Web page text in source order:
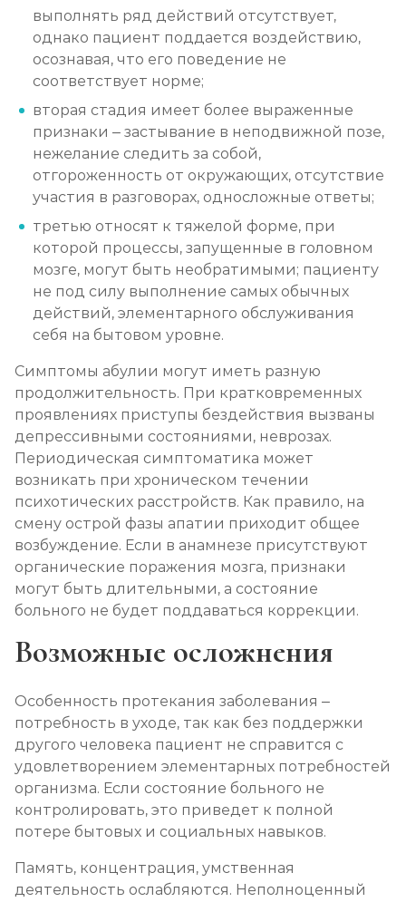
выполнять ряд действий отсутствует,
однако пациент поддается воздействию,
осознавая, что его поведение не
соответствует норме;
вторая стадия имеет более выраженные
признаки – застывание в неподвижной позе,
нежелание следить за собой,
отгороженность от окружающих, отсутствие
участия в разговорах, односложные ответы;
третью относят к тяжелой форме, при
которой процессы, запущенные в головном
мозге, могут быть необратимыми; пациенту
не под силу выполнение самых обычных
действий, элементарного обслуживания
себя на бытовом уровне.
Симптомы абулии могут иметь разную
продолжительность. При кратковременных
проявлениях приступы бездействия вызваны
депрессивными состояниями, неврозах.
Периодическая симптоматика может
возникать при хроническом течении
психотических расстройств. Как правило, на
смену острой фазы апатии приходит общее
возбуждение. Если в анамнезе присутствуют
органические поражения мозга, признаки
могут быть длительными, а состояние
больного не будет поддаваться коррекции.
Возможные осложнения
Особенность протекания заболевания –
потребность в уходе, так как без поддержки
другого человека пациент не справится с
удовлетворением элементарных потребностей
организма. Если состояние больного не
контролировать, это приведет к полной
потере бытовых и социальных навыков.
Память, концентрация, умственная
деятельность ослабляются. Неполноценный